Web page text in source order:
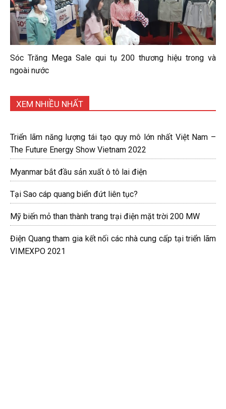
Sóc Trăng Mega Sale qui tụ 200 thương hiệu trong và
ngoài nước
XEM NHIỀU NHẤT
Triển lãm năng lượng tái tạo quy mô lớn nhất Việt Nam –
The Future Energy Show Vietnam 2022
Myanmar bắt đầu sản xuất ô tô lai điện
Tại Sao cáp quang biển đứt liên tục?
Mỹ biến mỏ than thành trang trại điện mặt trời 200 MW
Điện Quang tham gia kết nối các nhà cung cấp tại triển lãm
VIMEXPO 2021